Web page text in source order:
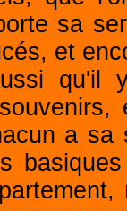
sa
et
qu'il
a sa